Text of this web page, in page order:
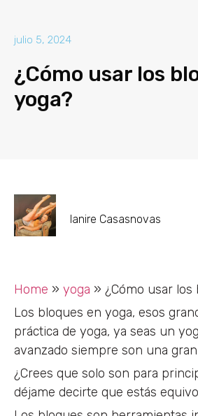
julio 5, 2024
¿Cómo usar los
yoga?
Ianire Casasnovas
Home » yoga » ¿Cómo usar los
Los bloques en yoga, esos
práctica de yoga, ya seas un
avanzado siempre son una
¿Crees que solo son para
déjame decirte que estás